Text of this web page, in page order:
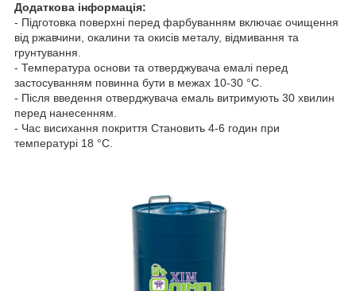
Додаткова інформація:
- Підготовка поверхні перед фарбуванням включає очищення
від ржавчини, окалини та окисів металу, відмивання та
грунтування.
- Температура основи та отверджувача емалі перед
застосуванням повинна бути в межах 10-30 °C.
- Після введення отверджувача емаль витримують 30 хвилин
перед нанесенням.
- Час висихання покриття Становить 4-6 годин при
температурі 18 °C.